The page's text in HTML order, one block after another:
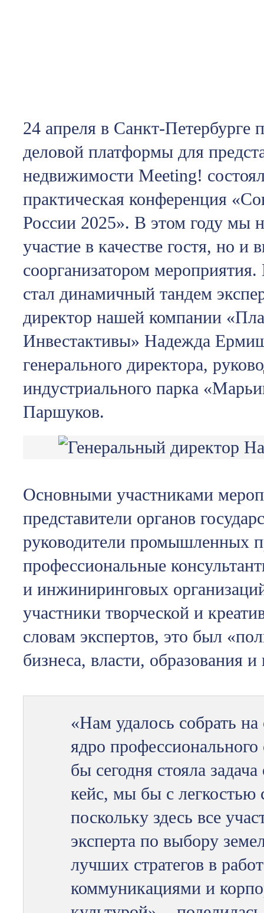
24 апреля в Санкт-Петербурге
деловой платформы для
недвижимости Meeting!
практическая конференция
России 2025». В этом году мы
участие в качестве гостя, но и
соорганизатором
стал динамичный тандем
директор нашей компании
Инвестактивы» Надежда
генерального директора,
индустриального парка
Паршуков.
Основными участниками
представители органов
руководители промышленных
профессиональные
и инжиниринговых
участники творческой и
словам экспертов, это был
бизнеса, власти, образования
«Нам удалось собрать
ядро
бы сегодня стояла
кейс, мы бы с легкостью
поскольку здесь все
эксперта по выбору
лучших стратегов в
коммуникациями и